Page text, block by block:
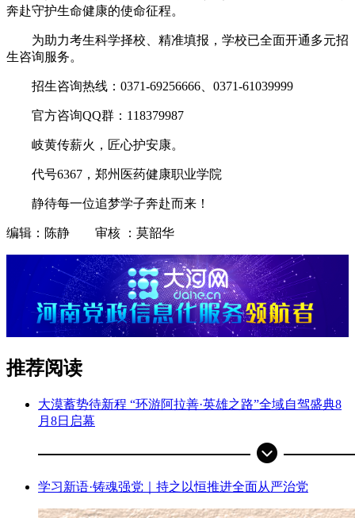
奔赴守护生命健康的使命征程。
为助力考生科学择校、精准填报，学校已全面开通多元招
生咨询服务。
招生咨询热线：0371-69256666、0371-61039999
官方咨询QQ群：118379987
岐黄传薪火，匠心护安康。
代号6367，郑州医药健康职业学院
静待每一位追梦学子奔赴而来！
编辑：陈静 审核 ：莫韶华
推荐阅读
大漠蓄势待新程 “环游阿拉善·英雄之路”全域自驾盛典8
月8日启幕
学习新语·铸魂强党｜持之以恒推进全面从严治党